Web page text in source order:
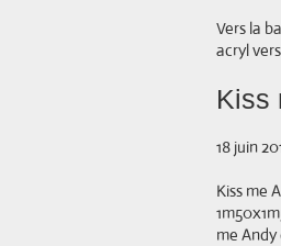
Vers la
acryl
Kiss
18 juin
Kiss me
me